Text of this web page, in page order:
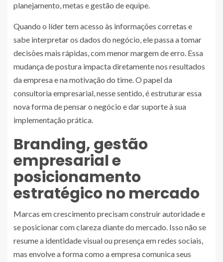
planejamento, metas e gestão de equipe.
Quando o líder tem acesso às informações corretas e
sabe interpretar os dados do negócio, ele passa a tomar
decisões mais rápidas, com menor margem de erro. Essa
mudança de postura impacta diretamente nos resultados
da empresa e na motivação do time. O papel da
consultoria empresarial, nesse sentido, é estruturar essa
nova forma de pensar o negócio e dar suporte à sua
implementação prática.
Branding, gestão
empresarial e
posicionamento
estratégico no mercado
Marcas em crescimento precisam construir autoridade e
se posicionar com clareza diante do mercado. Isso não se
resume a identidade visual ou presença em redes sociais,
mas envolve a forma como a empresa comunica seus